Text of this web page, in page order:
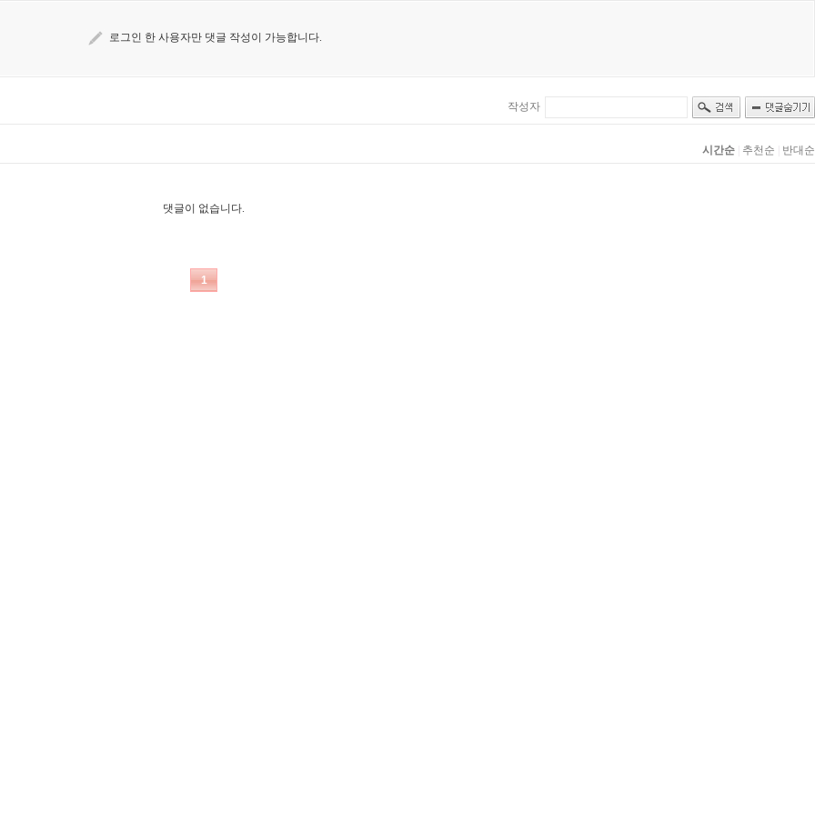
로그인 한 사용자만 댓글 작성이 가능합니다.
작성자
시간순 추천순 반대순
댓글이 없습니다.
1